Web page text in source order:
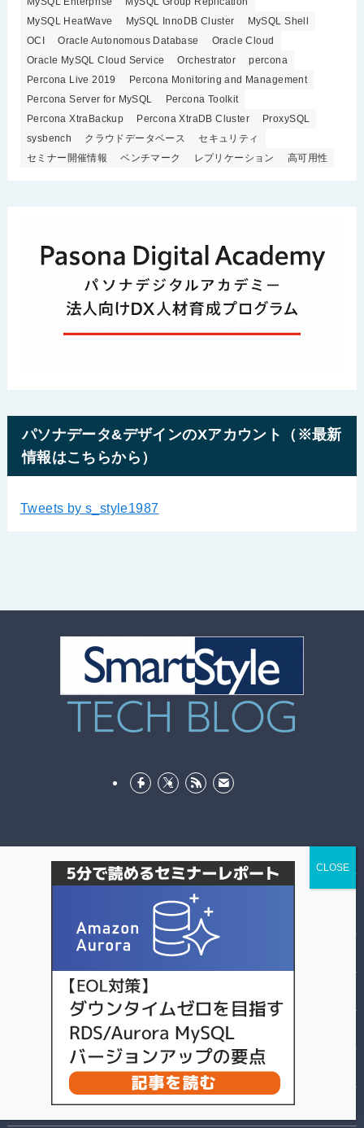
MySQL HeatWave
MySQL InnoDB Cluster
MySQL Shell
OCI
Oracle Autonomous Database
Oracle Cloud
Oracle MySQL Cloud Service
Orchestrator
percona
Percona Live 2019
Percona Monitoring and Management
Percona Server for MySQL
Percona Toolkit
Percona XtraBackup
Percona XtraDB Cluster
ProxySQL
sysbench
クラウドデータベース
セキュリティ
セミナー開催情報
ベンチマーク レプリケーション 高可用性
パソナデータ&デザインのXアカウント（※最新
情報はこちらから）
Tweets by s_style1987
イベント情報
HeatWavejp
お役立ち資料ダウンロード
お問合せ